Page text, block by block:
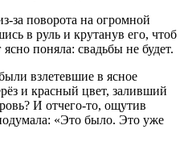
за поворота на огромной
в руль и крутанув его, чтоб
поняла: свадьбы не будет.
взлетевшие в ясное
и красный цвет, заливший
И отчего-то, ощутив
«Это было. Это уже